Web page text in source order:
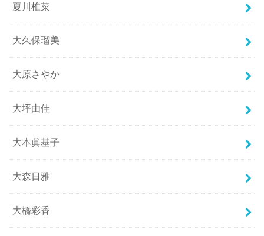
夏川椎菜
大久保瑠美
大原さやか
大坪由佳
大本眞基子
大森日雅
大橋彩香